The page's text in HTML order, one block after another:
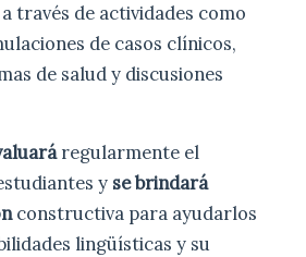
través de actividades como
de casos clínicos,
de salud y discusiones
regularmente el
y se brindará
constructiva para ayudarlos
lingüísticas y su